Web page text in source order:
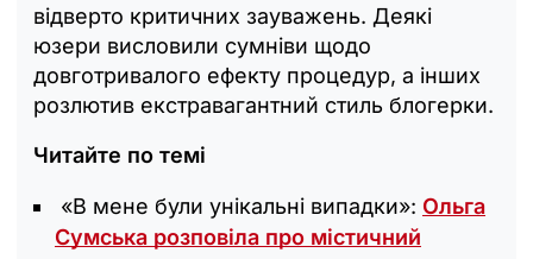
відверто критичних зауважень. Деякі
юзери висловили сумніви щодо
довготривалого ефекту процедур, а інших
розлютив екстравагантний стиль блогерки.
Читайте по темі
«В мене були унікальні випадки»: Ольга
Сумська розповіла про містичний